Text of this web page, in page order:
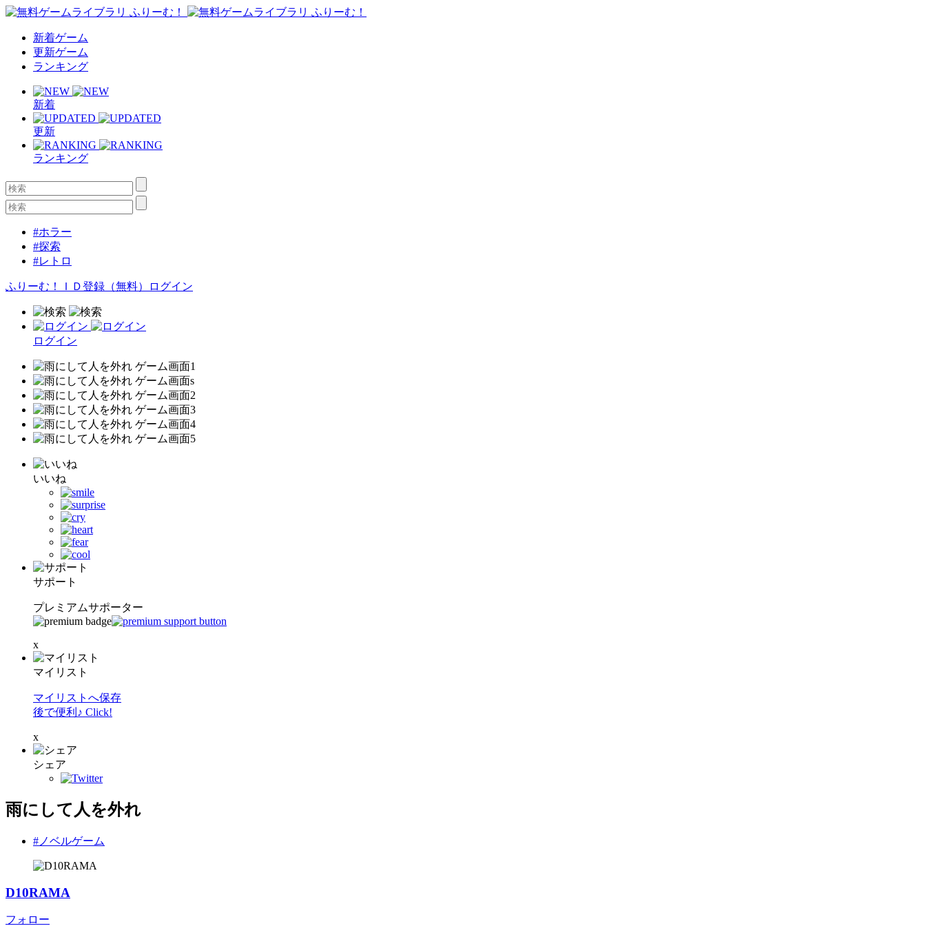
新着ゲーム
更新ゲーム
ランキング
新着
更新
ランキング
#ホラー
#探索
#レトロ
ふりーむ！ＩＤ登録（無料） ログイン
ログイン
いいね
サポート
プレミアムサポーター
x
マイリスト
マイリストへ保存
後で便利♪ Click!
x
シェア
雨にして人を外れ
#ノベルゲーム
D10RAMA
フォロー